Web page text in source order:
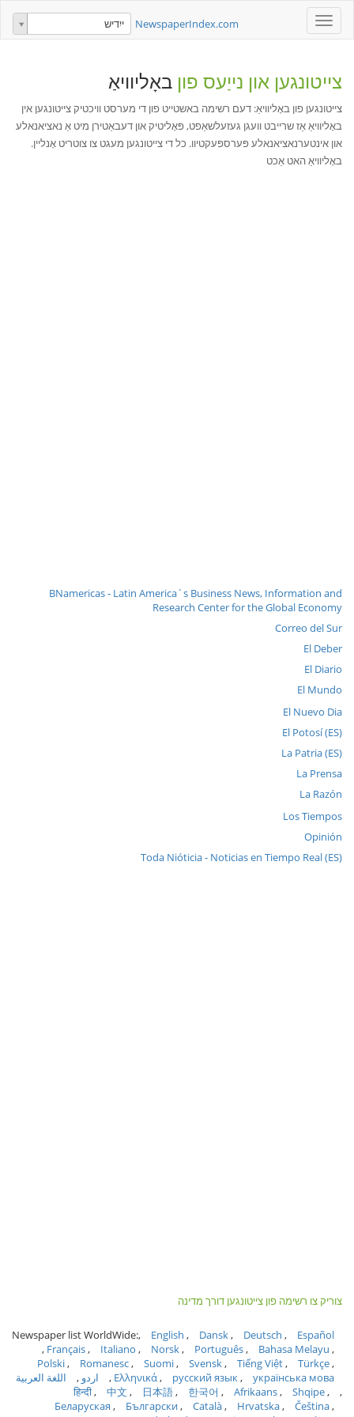
Toggle
navigation
NewspaperIndex.com ייִדיש
צייטונגען און נייַעס פון באָליוויאַ
צייטונגען פון באָליוויאַ: דעם רשימה באשטייט פון די מערסט וויכטיק צייטונגען אין
באָליוויאַ אַז שרייבט וועגן געזעלשאַפט, פּאָליטיק און דעבאַטירן מיט אַ נאציאנאלע
און אינטערנאציאנאלע פּערספּעקטיוו. כל די צייטונגען מעגט צו צוטריט אָנליין.
באָליוויאַ האט אַכט
BNamericas - Latin America´s Business News, Information and
Research Center for the Global Economy
Correo del Sur
El Deber
El Diario
El Mundo
El Nuevo Dia
El Potosí (ES)
La Patria (ES)
La Prensa
La Razón
Los Tiempos
Opinión
Toda Nióticia - Noticias en Tiempo Real (ES)
צוריק צו רשימה פון צייטונגען דורך מדינה
Newspaper list WorldWide: English Dansk Deutsch
Español
Français
Italiano Norsk Português
Bahasa Melayu
Polski
Romanesc Suomi Svensk Tiếng Việt
Türkçe
Ελληνικά
русский язык українська мова اردو
اللغة العربية
हिन्दी
中文 日本語 한국어 Afrikaans
Shqipe
Беларуская
Български Català Hrvatska
Čeština